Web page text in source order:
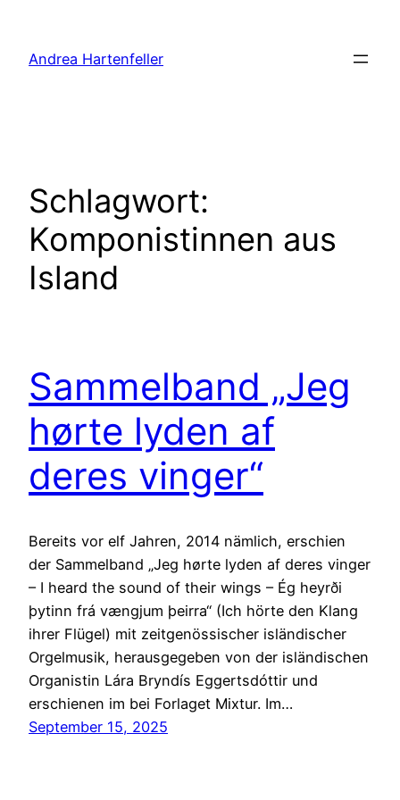
springen
Andrea Hartenfeller
Schlagwort:
Komponistinnen aus
Island
Sammelband „Jeg
hørte lyden af
deres vinger“
Bereits vor elf Jahren, 2014 nämlich, erschien
der Sammelband „Jeg hørte lyden af deres vinger
– I heard the sound of their wings – Ég heyrði
þytinn frá vængjum þeirra“ (Ich hörte den Klang
ihrer Flügel) mit zeitgenössischer isländischer
Orgelmusik, herausgegeben von der isländischen
Organistin Lára Bryndís Eggertsdóttir und
erschienen im bei Forlaget Mixtur. Im…
September 15, 2025